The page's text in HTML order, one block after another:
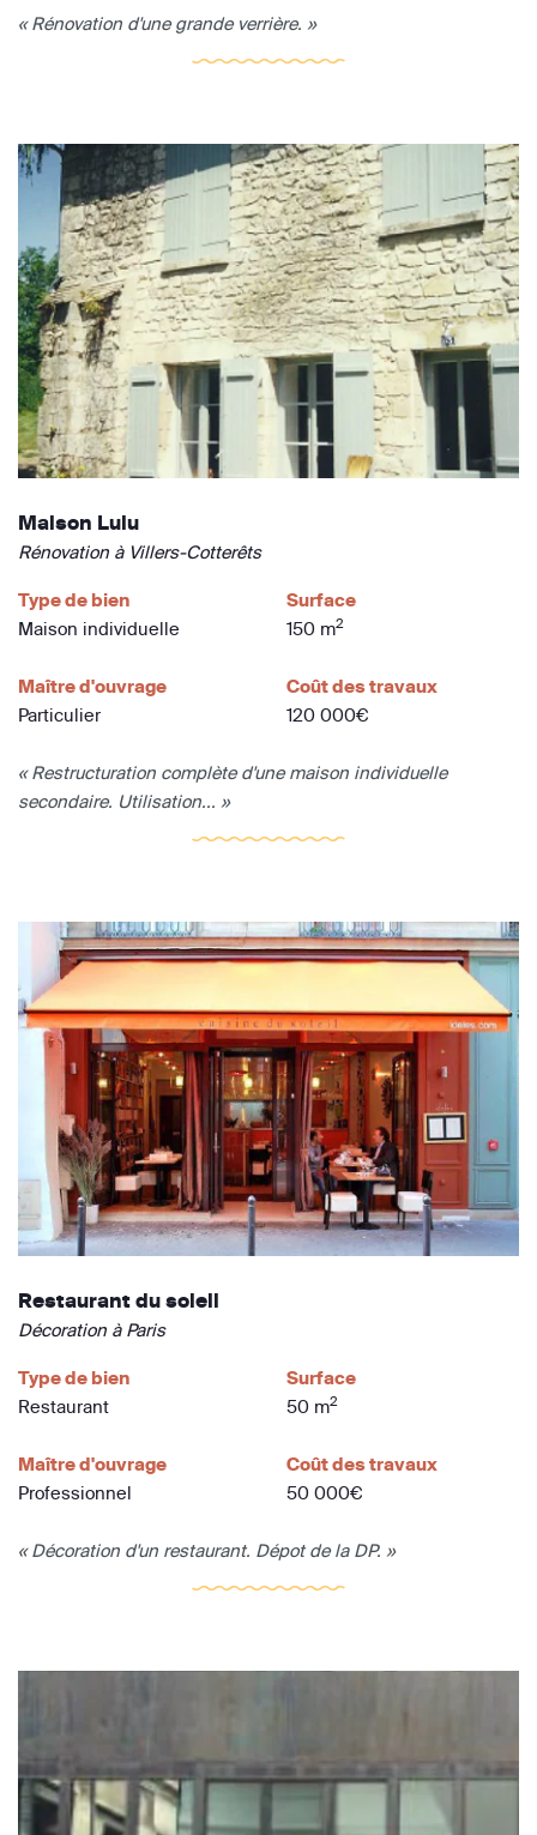
« Rénovation d'une grande verrière. »
Maison Lulu
Rénovation à Villers-Cotterêts
Type de bien
Maison individuelle
Surface
150 m2
Maître d'ouvrage
Particulier
Coût des travaux
120 000€
« Restructuration complète d'une maison individuelle
secondaire. Utilisation... »
Restaurant du soleil
Décoration à Paris
Type de bien
Restaurant
Surface
50 m2
Maître d'ouvrage
Professionnel
Coût des travaux
50 000€
« Décoration d'un restaurant. Dépot de la DP. »